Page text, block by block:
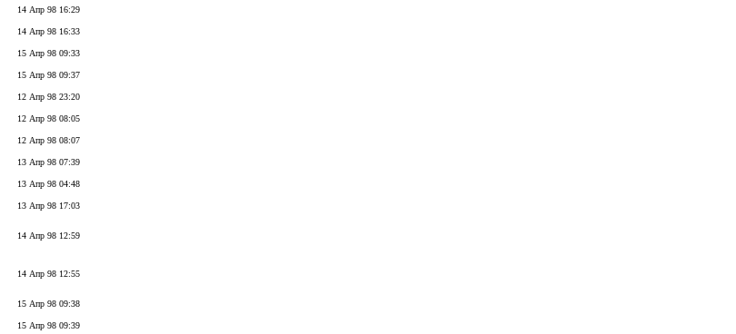
14 Апр 98 16:29
14 Апр 98 16:33
15 Апр 98 09:33
15 Апр 98 09:37
12 Апр 98 23:20
12 Апр 98 08:05
12 Апр 98 08:07
13 Апр 98 07:39
13 Апр 98 04:48
13 Апр 98 17:03
14 Апр 98 12:59
14 Апр 98 12:55
15 Апр 98 09:38
15 Апр 98 09:39